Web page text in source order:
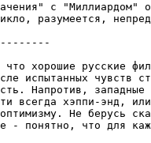
с "Миллиардом"
pазумеется,
хорошие русские
испытанных чувств
Напротив,
всегда хэппи-энд,
Не берусь
- понятно, что для